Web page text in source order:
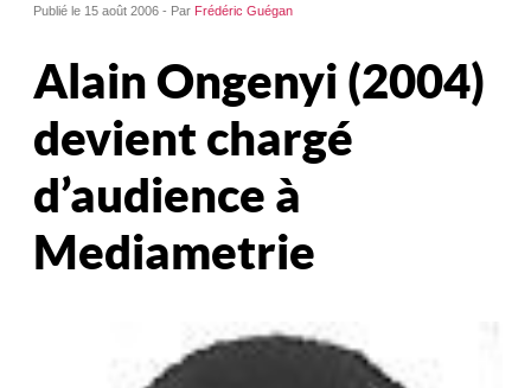
Publié le 15 août 2006 - Par Frédéric Guégan
Alain Ongenyi (2004)
devient chargé
d’audience à
Mediametrie